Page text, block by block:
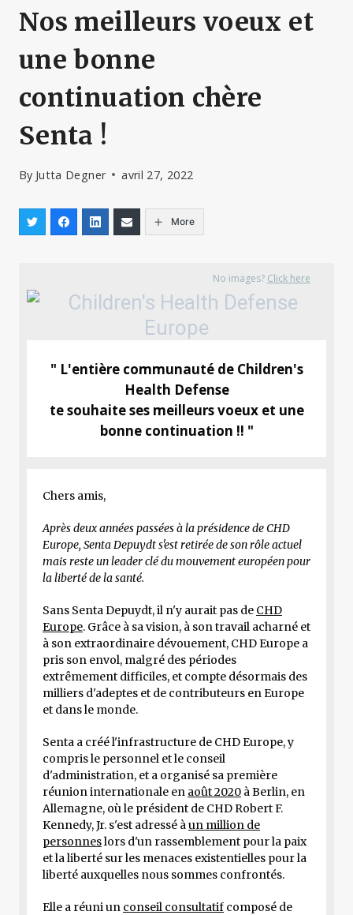
Nos meilleurs voeux et
une bonne
continuation chère
Senta !
By Jutta Degner avril 27, 2022
More